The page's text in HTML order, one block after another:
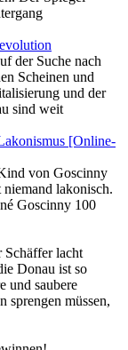
der Suche nach
Scheinen und
und der
sind weit
[Online-
von Goscinny
lakonisch.
Goscinny 100
Schäffer lacht
Donau ist so
und saubere
sprengen müssen,